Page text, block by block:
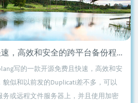
一款开源免费且快速，高效和安全的跨平台备份程序：Restic使用教程
写的一款开源免费且快速，高效和安
似和以前发的Duplicati差不多，可以
或远程文件服务器上，并且使用加密